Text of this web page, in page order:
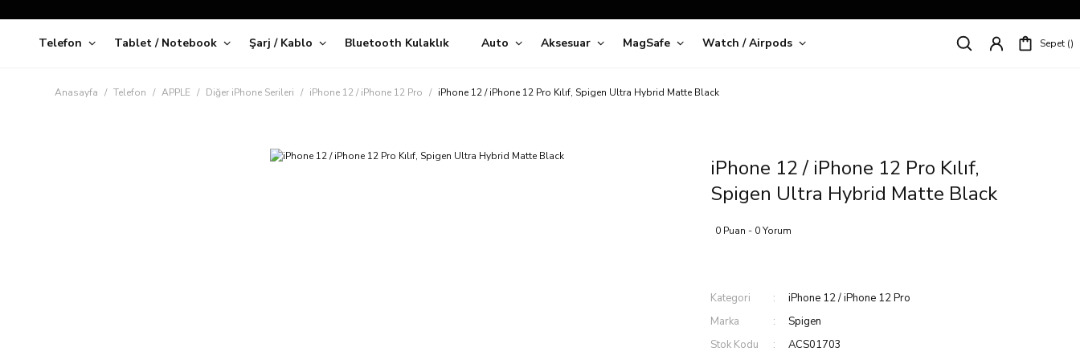
Siparişleriniz
5 İş Günü İçerisinde Kargoda!
Kapıda Ödeme Kolaylığı, Kredi Kartı ile Taksitli Hızlı ve Güvenli Alışveriş!
Süper İndirimli Fiyatlar
Telefon Tablet / Notebook Şarj / Kablo Bluetooth Kulaklık Auto Aksesuar MagSafe Watch / Airpods Sepet
Anasayfa Telefon APPLE Diğer iPhone Serileri iPhone 12 / iPhone 12 Pro iPhone 12 / iPhone 12 Pro Kılıf, Spigen Ultra Hybrid Matte Black
iPhone 12 / iPhone 12 Pro Kılıf,
Spigen Ultra Hybrid Matte Black
0 Puan - 0 Yorum
Kategori
iPhone 12 / iPhone 12 Pro
Marka
Spigen
Stok Kodu
ACS01703